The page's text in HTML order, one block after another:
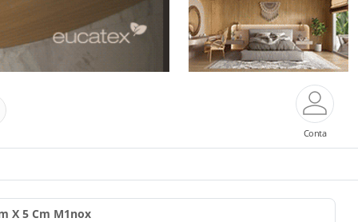
Conta
X 5 Cm M1nox